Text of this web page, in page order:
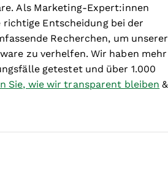
Als Marketing-Expert:innen
Entscheidung bei der
Recherchen, um unserer
zu verhelfen. Wir haben mehr
getestet und über 1.000
Sie, wie wir transparent bleiben &